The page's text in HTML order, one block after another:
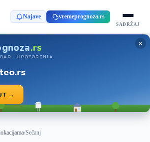
Najave vremeprognoza.rs
SADRŽAJ
.rs
· UPOZORENJA
→
×
/Sečanj